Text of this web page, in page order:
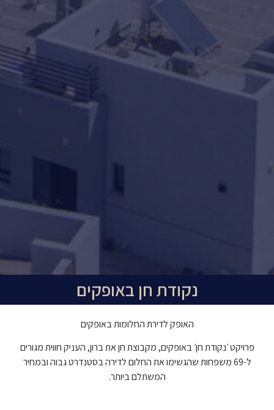
נקודת חן באופקים
האופק לדירת החלומות באופקים
פרויקט ׳נקודת חן׳ באופקים, מקבוצת חן את ברון, העניק חווית מגורים
ל-69 משפחות שהגשימו את החלום לדירה בסטנדרט גבוה ובמחיר
המשתלם ביותר.